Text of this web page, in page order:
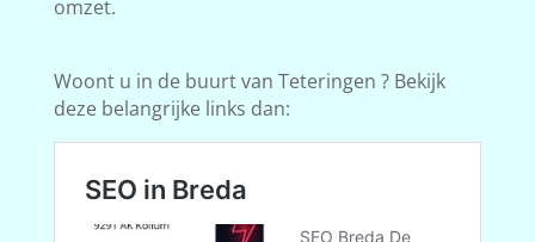
omzet.
Woont u in de buurt van Teteringen ? Bekijk
deze belangrijke links dan: